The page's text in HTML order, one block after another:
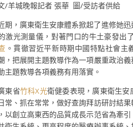
/羊城晚報記者 張華 圖/受訪者供給
期，廣東衛生安康體系掀起了進修她
激光測量儀，對著門口的牛土豪發出
。貫徹習近平新時期中國特點社會主
，把展開主題教導作為一項嚴重政治
主題教導各項義務有用落實。
東省竹科X光衛健委表現，廣東衛生
常、抓在常常，做好查詢拜訪研討結
以創立高東西的品質成長示范省為牽